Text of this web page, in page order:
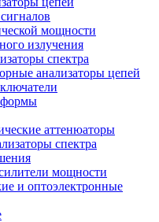
мощности
излучения
спектра
анализаторы цепей
аттенюаторы
спектра
мощности
и оптоэлектронные